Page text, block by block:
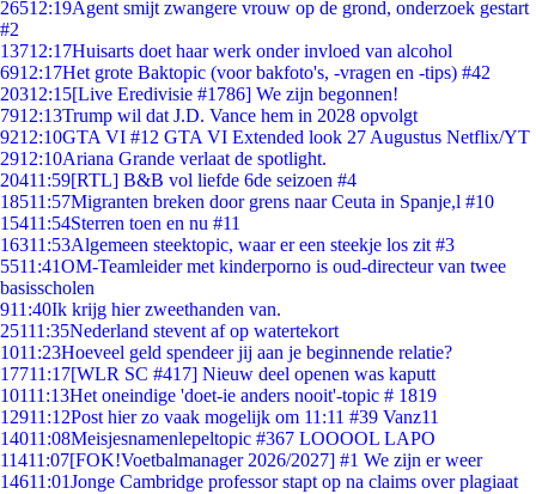
26512:19Agent smijt zwangere vrouw op de grond, onderzoek gestart
#2
13712:17Huisarts doet haar werk onder invloed van alcohol
6912:17Het grote Baktopic (voor bakfoto's, -vragen en -tips) #42
20312:15[Live Eredivisie #1786] We zijn begonnen!
7912:13Trump wil dat J.D. Vance hem in 2028 opvolgt
9212:10GTA VI #12 GTA VI Extended look 27 Augustus Netflix/YT
2912:10Ariana Grande verlaat de spotlight.
20411:59[RTL] B&B vol liefde 6de seizoen #4
18511:57Migranten breken door grens naar Ceuta in Spanje,l #10
15411:54Sterren toen en nu #11
16311:53Algemeen steektopic, waar er een steekje los zit #3
5511:41OM-Teamleider met kinderporno is oud-directeur van twee
basisscholen
911:40Ik krijg hier zweethanden van.
25111:35Nederland stevent af op watertekort
1011:23Hoeveel geld spendeer jij aan je beginnende relatie?
17711:17[WLR SC #417] Nieuw deel openen was kaputt
10111:13Het oneindige 'doet-ie anders nooit'-topic # 1819
12911:12Post hier zo vaak mogelijk om 11:11 #39 Vanz11
14011:08Meisjesnamenlepeltopic #367 LOOOOL LAPO
11411:07[FOK!Voetbalmanager 2026/2027] #1 We zijn er weer
14611:01Jonge Cambridge professor stapt op na claims over plagiaat